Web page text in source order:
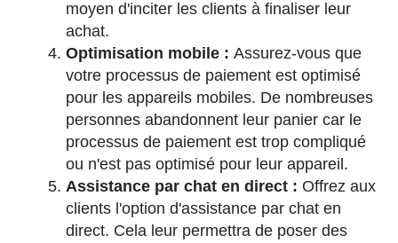
moyen d'inciter les clients à finaliser leur
achat.
Optimisation mobile : Assurez-vous que
votre processus de paiement est optimisé
pour les appareils mobiles. De nombreuses
personnes abandonnent leur panier car le
processus de paiement est trop compliqué
ou n'est pas optimisé pour leur appareil.
Assistance par chat en direct : Offrez aux
clients l'option d'assistance par chat en
direct. Cela leur permettra de poser des